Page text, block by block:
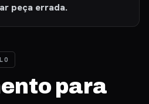
peça errada.
para